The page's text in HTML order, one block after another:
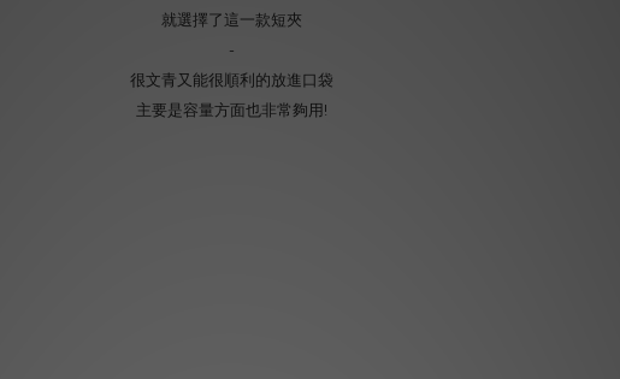
就選擇了這一款短夾
-
很文青又能很順利的放進口袋
主要是容量方面也非常夠用!